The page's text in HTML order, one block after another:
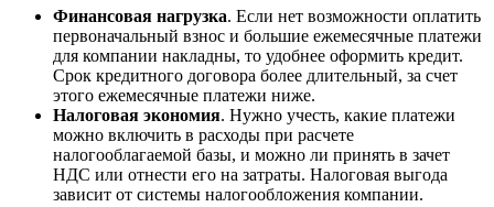
Финансовая нагрузка. Если нет возможности оплатить
первоначальный взнос и большие ежемесячные платежи
для компании накладны, то удобнее оформить кредит.
Срок кредитного договора более длительный, за счет
этого ежемесячные платежи ниже.
Налоговая экономия. Нужно учесть, какие платежи
можно включить в расходы при расчете
налогооблагаемой базы, и можно ли принять в зачет
НДС или отнести его на затраты. Налоговая выгода
зависит от системы налогообложения компании.